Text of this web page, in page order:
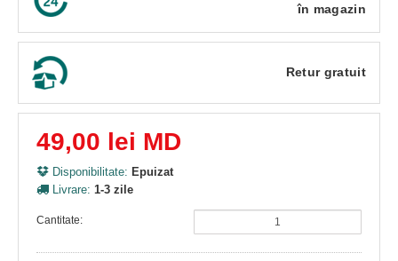
în magazin
Retur gratuit
49,00 lei MD
Disponibilitate: Epuizat
Livrare: 1-3 zile
Cantitate: